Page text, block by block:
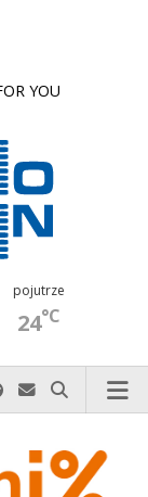
YOU
pojutrze
24°C
zadzwoń
u
X
nas na Instagram-ie
nas na TikTok-u
Szukaj nas na Spotify
Wyślij do nas
Szukaj